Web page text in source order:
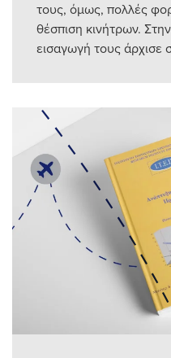
τους, όμως, πολλές
θέσπιση κινήτρων.
εισαγωγή τους άρχισε